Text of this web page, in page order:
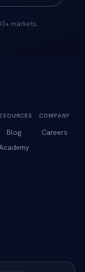
markets.
Blog
COMPANY
Careers